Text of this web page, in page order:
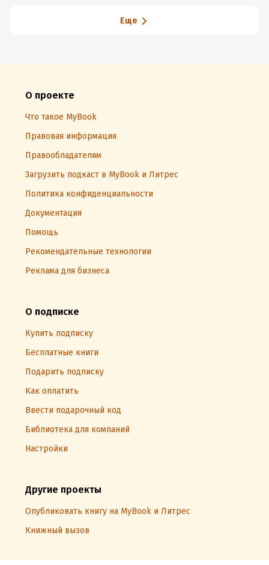
Еще
О проекте
Что такое MyBook
Правовая информация
Правообладателям
Загрузить подкаст в MyBook и Литрес
Политика конфиденциальности
Документация
Помощь
Рекомендательные технологии
Реклама для бизнеса
О подписке
Купить подписку
Бесплатные книги
Подарить подписку
Как оплатить
Ввести подарочный код
Библиотека для компаний
Настройки
Другие проекты
Опубликовать книгу на MyBook и Литрес
Книжный вызов